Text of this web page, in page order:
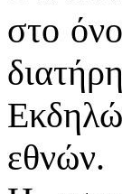
στο
εθνών.